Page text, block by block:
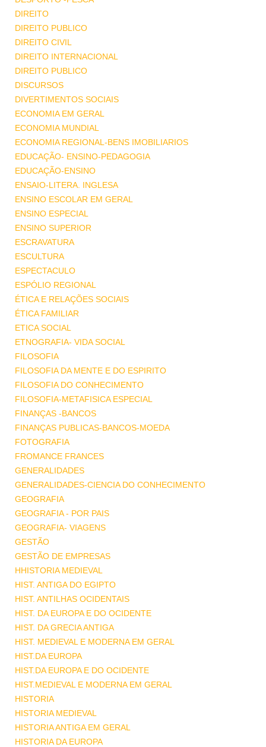
DIREITO
DIREITO PUBLICO
DIREITO CIVIL
DIREITO INTERNACIONAL
DIREITO PUBLICO
DISCURSOS
DIVERTIMENTOS SOCIAIS
ECONOMIA EM GERAL
ECONOMIA MUNDIAL
ECONOMIA REGIONAL-BENS IMOBILIARIOS
EDUCAÇÃO- ENSINO-PEDAGOGIA
EDUCAÇÃO-ENSINO
ENSAIO-LITERA. INGLESA
ENSINO ESCOLAR EM GERAL
ENSINO ESPECIAL
ENSINO SUPERIOR
ESCRAVATURA
ESCULTURA
ESPECTACULO
ESPÓLIO REGIONAL
ÉTICA E RELAÇÕES SOCIAIS
ÉTICA FAMILIAR
ETICA SOCIAL
ETNOGRAFIA- VIDA SOCIAL
FILOSOFIA
FILOSOFIA DA MENTE E DO ESPIRITO
FILOSOFIA DO CONHECIMENTO
FILOSOFIA-METAFISICA ESPECIAL
FINANÇAS -BANCOS
FINANÇAS PUBLICAS-BANCOS-MOEDA
FOTOGRAFIA
FROMANCE FRANCES
GENERALIDADES
GENERALIDADES-CIENCIA DO CONHECIMENTO
GEOGRAFIA
GEOGRAFIA - POR PAIS
GEOGRAFIA- VIAGENS
GESTÃO
GESTÃO DE EMPRESAS
HHISTORIA MEDIEVAL
HIST. ANTIGA DO EGIPTO
HIST. ANTILHAS OCIDENTAIS
HIST. DA EUROPA E DO OCIDENTE
HIST. DA GRECIA ANTIGA
HIST. MEDIEVAL E MODERNA EM GERAL
HIST.DA EUROPA
HIST.DA EUROPA E DO OCIDENTE
HIST.MEDIEVAL E MODERNA EM GERAL
HISTORIA
HISTORIA MEDIEVAL
HISTORIA ANTIGA EM GERAL
HISTORIA DA EUROPA